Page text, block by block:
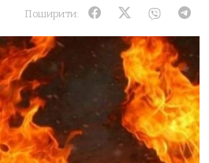
Поширити: